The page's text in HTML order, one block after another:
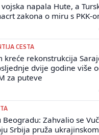
vojska napala Hute, a
zakona o miru s PKK-
CESTA
kreće rekonstrukcija
dvije godine više
za puteve
Beogradu: Zahvalio se
Srbija pruža ukrajinskom